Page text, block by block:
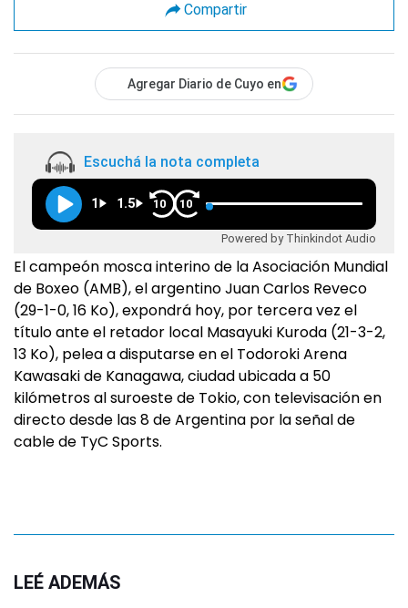
Compartir
Agregar Diario de Cuyo en
Escuchá la nota completa
1 1.5 10 10
Powered by Thinkindot Audio
El campeón mosca interino de la Asociación Mundial
de Boxeo (AMB), el argentino Juan Carlos Reveco
(29-1-0, 16 Ko), expondrá hoy, por tercera vez el
título ante el retador local Masayuki Kuroda (21-3-2,
13 Ko), pelea a disputarse en el Todoroki Arena
Kawasaki de Kanagawa, ciudad ubicada a 50
kilómetros al suroeste de Tokio, con televisación en
directo desde las 8 de Argentina por la señal de
cable de TyC Sports.
LEÉ ADEMÁS